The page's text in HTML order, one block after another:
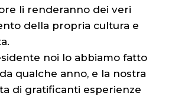
li renderanno dei veri
della propria cultura e
noi lo abbiamo fatto
qualche anno, e la nostra
di gratificanti esperienze